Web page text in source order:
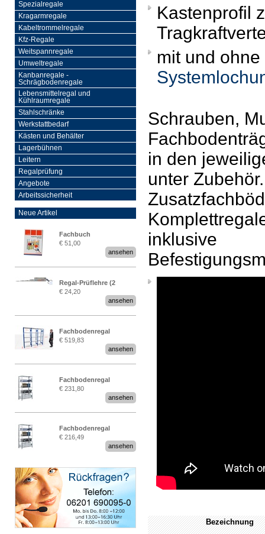
Spezialregale
Kragarmregale
Kabeltrommelregale
Kfz-Regale
Weitspannregale
Umweltregale
Kanbanregale -
Schrägbodenregale
Lebensmittelregal und
Kühlraumregale
Stahlschränke
Werkstattbedarf
Kästen und Behälter
Lagerbühnen
Leitern
Regalprüfung
Angebote
Arbeitssicherheit
Neue Artikel
Fachbuch
„Regalprüfung nach DIN
€ 51,00
ansehen
Regal-Prüflehre (2
Stück)
€ 24,20
ansehen
Fachbodenregal
Stecksystem MultiPlus
2,25 Meter breit
€ 519,83
ansehen
Fachbodenregal
Stecksystem MultiPlus
€ 231,80
ansehen
Fachbodenregal
Stecksystem MultiPlus
€ 216,49
ansehen
Kastenprofil
mit und ohne
Schrauben,
in den
unter
inklusive
Bezeichnung